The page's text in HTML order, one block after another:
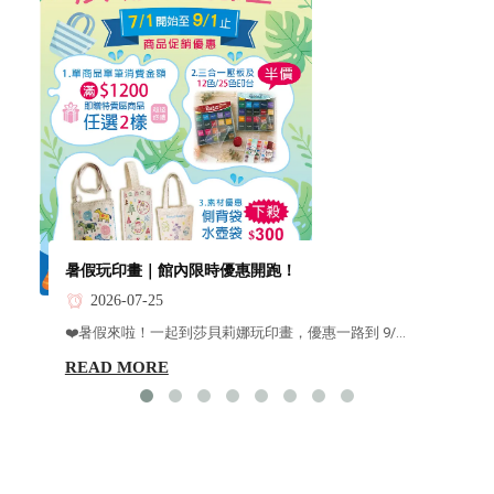
暑假玩印畫｜館內限時優惠開跑！
2026-07-25
❤️暑假來啦！一起到莎貝莉娜玩印畫，優惠一路到 9/...
READ MORE